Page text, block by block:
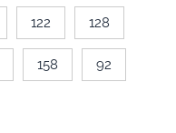
122 128
158 92